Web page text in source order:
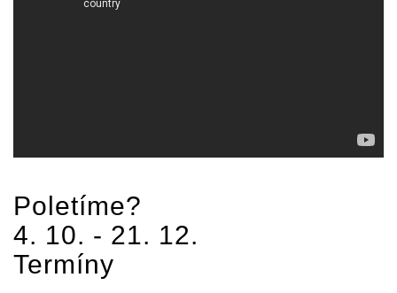
Poletíme?
4. 10. - 21. 12.
Termíny